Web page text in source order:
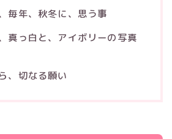
毎年、秋冬に、思う事
真っ白と、アイボリーの写真
、切なる願い